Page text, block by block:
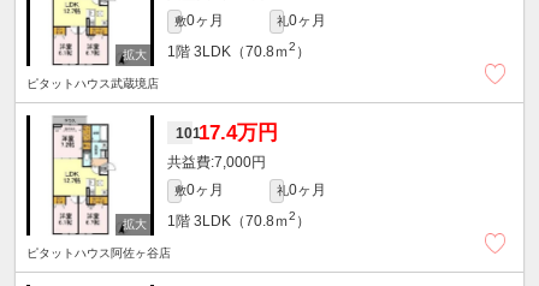
敷0ヶ月 礼0ヶ月
1階 3LDK（70.8ｍ2 ）
ピタットハウス武蔵境店
10117.4万円
7,000円
敷0ヶ月 礼0ヶ月
1階 3LDK（70.8ｍ2 ）
ピタットハウス阿佐ヶ谷店